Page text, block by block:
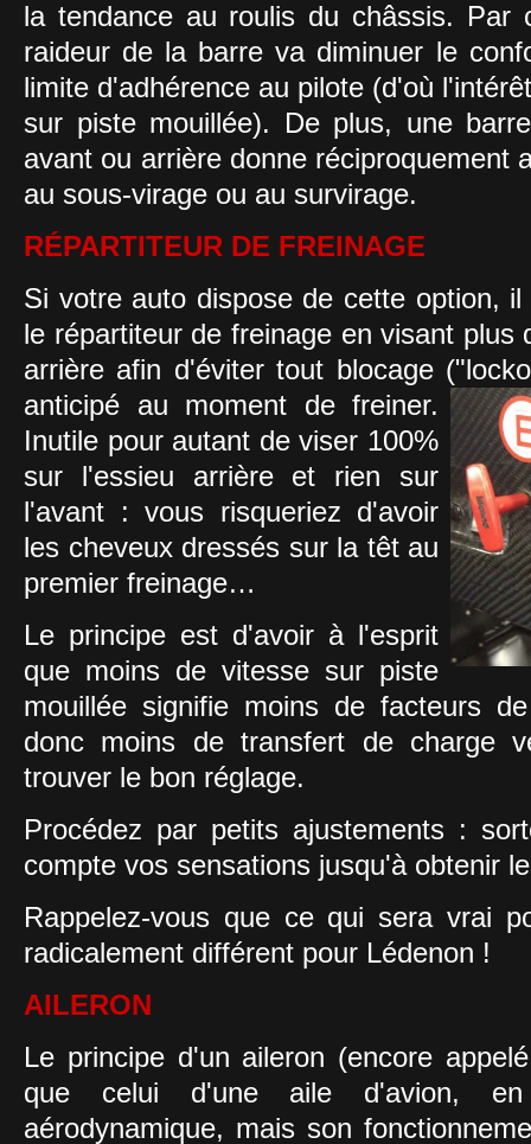
la tendance au roulis du châssis. Par
raideur de la barre va diminuer le
limite d'adhérence au pilote (d'où
sur piste mouillée). De plus, une
avant ou arrière donne réciproquement
au sous-virage ou au survirage.
RÉPARTITEUR DE FREINAGE
Si votre auto dispose de cette option,
le répartiteur de freinage en visant plus
arrière afin d'éviter tout blocage
anticipé au moment de freiner.
Inutile pour autant de viser 100%
sur l'essieu arrière et rien sur
l'avant : vous risqueriez d'avoir
les cheveux dressés sur la têt au
premier freinage…
Le principe est d'avoir à l'esprit
que moins de vitesse sur piste
mouillée signifie moins de facteurs
donc moins de transfert de charge
trouver le bon réglage.
Procédez par petits ajustements :
compte vos sensations jusqu'à obtenir
Rappelez-vous que ce qui sera vrai
radicalement différent pour Lédenon !
AILERON
Le principe d'un aileron (encore
que celui d'une aile d'avion,
aérodynamique, mais son